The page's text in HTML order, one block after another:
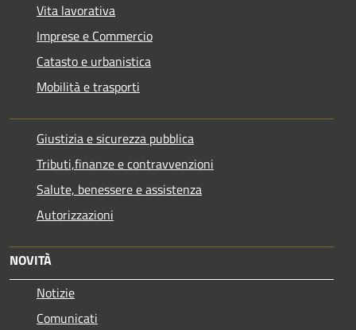
Vita lavorativa
Imprese e Commercio
Catasto e urbanistica
Mobilità e trasporti
Giustizia e sicurezza pubblica
Tributi,finanze e contravvenzioni
Salute, benessere e assistenza
Autorizzazioni
NOVITÀ
Notizie
Comunicati